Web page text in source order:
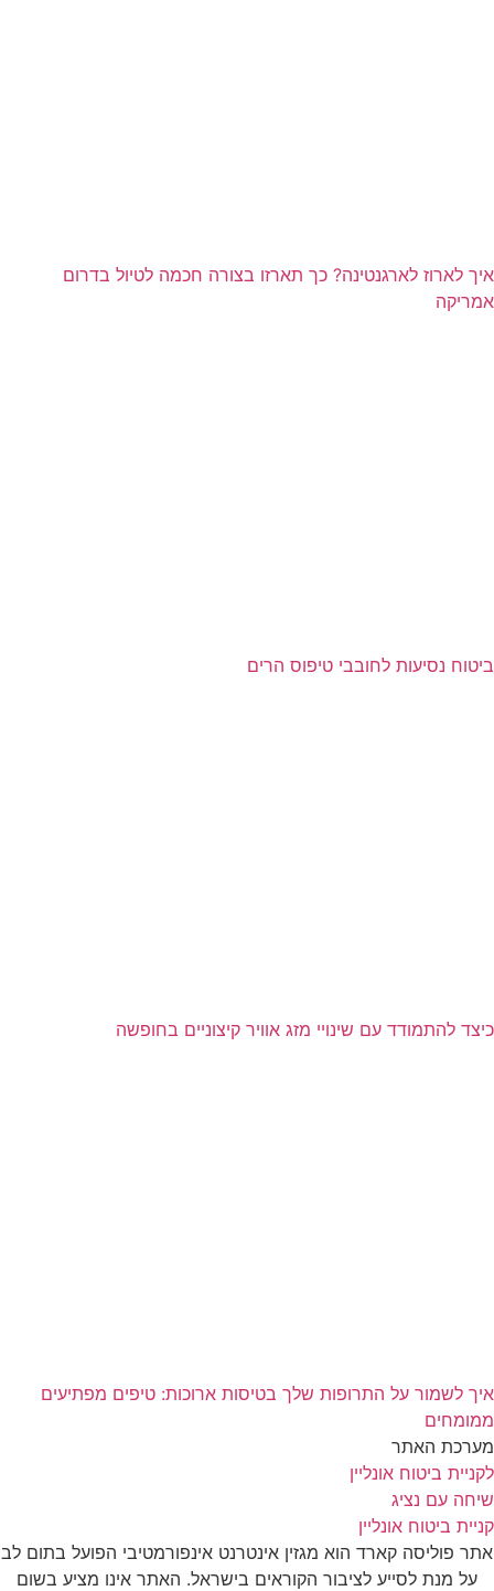
איך לארוז לארגנטינה? כך תארזו בצורה חכמה לטיול בדרום
אמריקה
ביטוח נסיעות לחובבי טיפוס הרים
כיצד להתמודד עם שינויי מזג אוויר קיצוניים בחופשה
איך לשמור על התרופות שלך בטיסות ארוכות: טיפים מפתיעים
ממומחים
מערכת האתר
לקניית ביטוח אונליין
שיחה עם נציג
קניית ביטוח אונליין
אתר פוליסה קארד הוא מגזין אינטרנט אינפורמטיבי הפועל בתום לב
על מנת לסייע לציבור הקוראים בישראל. האתר אינו מציע בשום